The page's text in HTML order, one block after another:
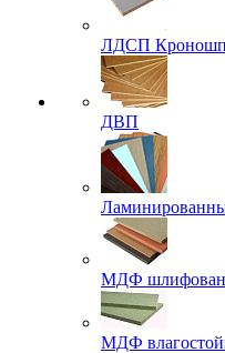
ЛДСП
ДВП
МДФ
МДФ